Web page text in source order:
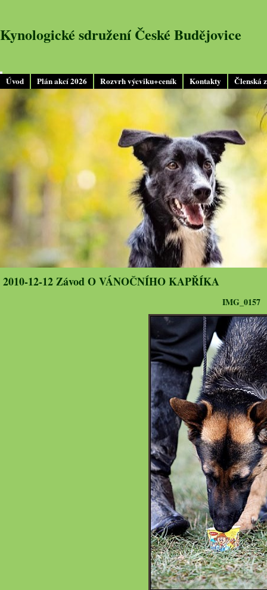
Úvod Plán akcí 2026 Rozvrh výcviku+ceník Kontakty Členská
Kynologické sdružení České Budějovice
2010-12-12 Závod O VÁNOČNÍHO KAPŘÍKA
IMG_0157